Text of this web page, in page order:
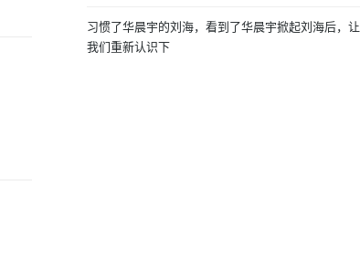
习惯了华晨宇的刘海，看到了华晨宇掀起刘海后，让
我们重新认识下